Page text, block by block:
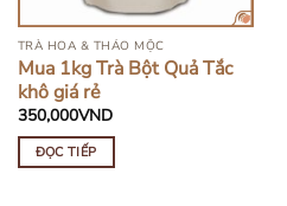
TRÀ HOA & THẢO MỘC
Mua 1kg Trà Bột Quả Tắc
khô giá rẻ
350,000VND
ĐỌC TIẾP